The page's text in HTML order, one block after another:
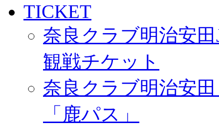
TICKET
奈良クラブ明治安
観戦チケット
奈良クラブ明治安
「鹿パス」